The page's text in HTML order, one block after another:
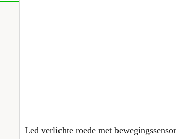
Led verlichte roede met bewegingssensor